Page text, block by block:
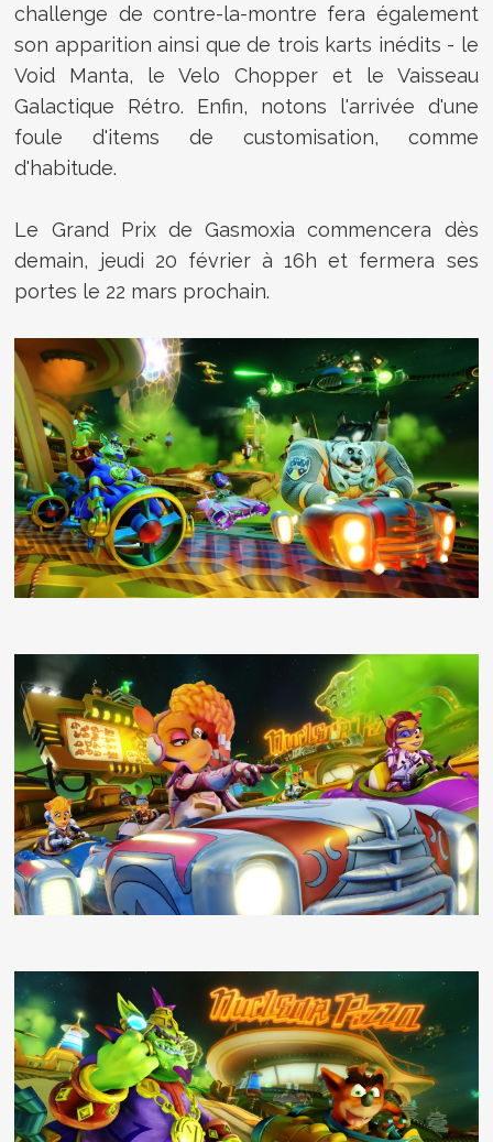
challenge de contre-la-montre fera également
son apparition ainsi que de trois karts inédits - le
Void Manta, le Velo Chopper et le Vaisseau
Galactique Rétro. Enfin, notons l'arrivée d'une
foule d'items de customisation, comme
d'habitude.
Le Grand Prix de Gasmoxia commencera dès
demain, jeudi 20 février à 16h et fermera ses
portes le 22 mars prochain.